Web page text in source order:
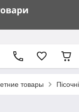
товары